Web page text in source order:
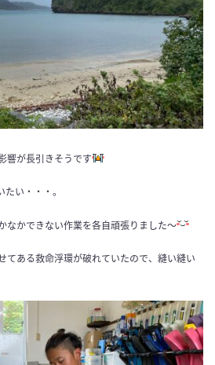
響が長引きそうです
い・・・。
なかできない作業を各自頑張りました〜
てある救命浮環が破れていたので、縫い縫い